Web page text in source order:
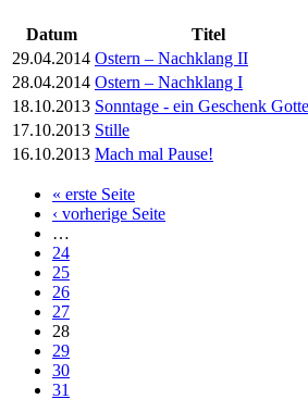
Datum
Titel
29.04.2014 Ostern – Nachklang II
28.04.2014 Ostern – Nachklang I
18.10.2013 Sonntage - ein Geschenk
17.10.2013 Stille
16.10.2013 Mach mal Pause!
Seiten« erste Seite
‹ vorherige Seite
…
24
25
26
27
28
29
30
31